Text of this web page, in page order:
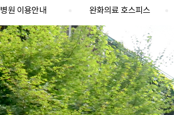
병원 이용안내 완화의료 호스피스